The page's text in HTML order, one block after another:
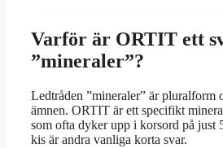
Varför är ORTIT ett
”mineraler”?
Ledtråden ”mineraler” är pluralform
ämnen. ORTIT är ett specifikt
som ofta dyker upp i korsord på just
kis är andra vanliga korta svar.